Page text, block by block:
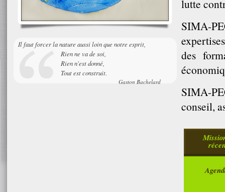
Il faut forcer la nature aussi loin que notre esprit,
Rien ne va de soi,
Rien n'est donné,
Tout est construit.
Gaston Bachelard
lutte
SIMA-
des
SIMA-
conseil,